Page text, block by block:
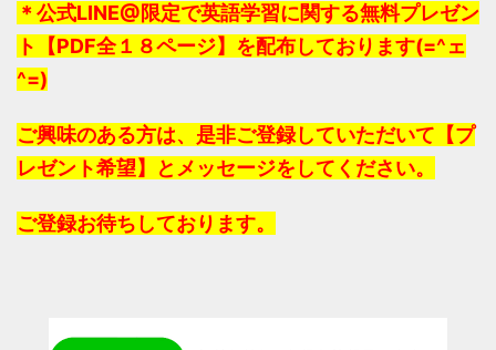
＊公式LINE@限定で英語学習に関する無料プレゼン
ト【PDF全１８ページ】を配布しております(=^ェ
^=)
ご興味のある方は、是非ご登録していただいて【プ
レゼント希望】とメッセージをしてください。
ご登録お待ちしております。